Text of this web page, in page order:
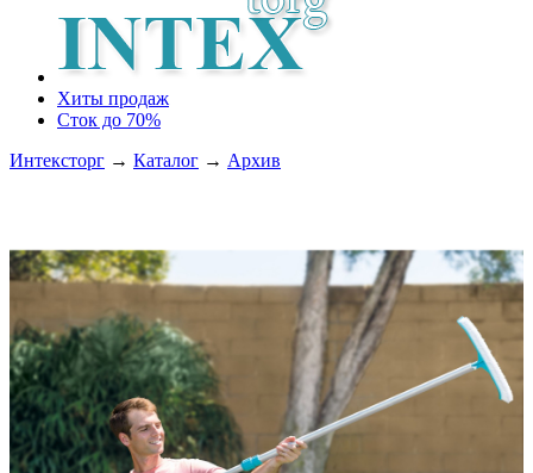
Хиты продаж
Сток до 70%
Интексторг → Каталог → Архив